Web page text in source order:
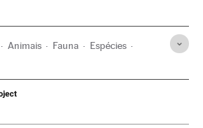
Animais Fauna Espécies